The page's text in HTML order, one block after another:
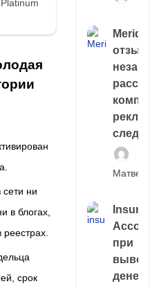
сети ни
в блогах,
срок
следа
Матвей
Account
при
выводе
денег у